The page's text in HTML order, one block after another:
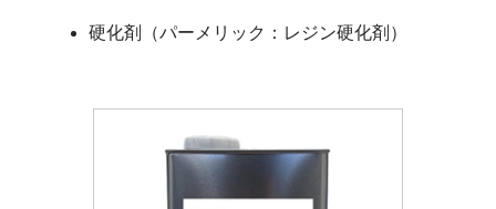
硬化剤（パーメリック：レジン硬化剤）